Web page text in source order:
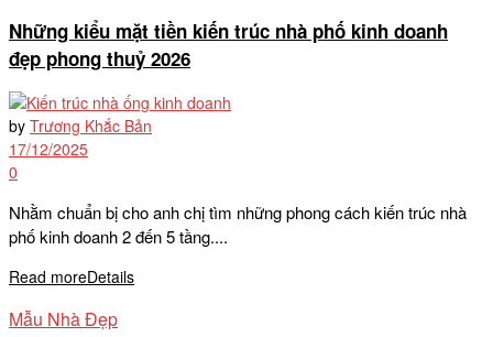
Những kiểu mặt tiền kiến trúc nhà phố kinh doanh
đẹp phong thuỷ 2026
by Trương Khắc Bản
17/12/2025
0
Nhằm chuẩn bị cho anh chị tìm những phong cách kiến trúc nhà
phố kinh doanh 2 đến 5 tầng....
Read moreDetails
Mẫu Nhà Đẹp